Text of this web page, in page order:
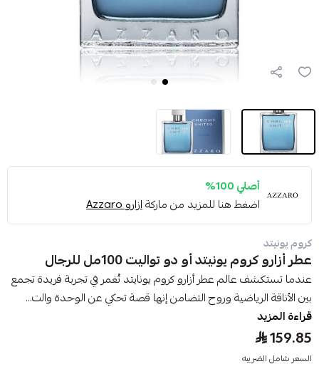
أصلي 100%
اضغط هنا للمزيد من ماركةازارو Azzaro
كروم يونيتد
عطر أزارو كروم يونيتد أو دو تواليت 100مل للرجال
عندما تستكشف عالم عطر أزارو كروم يونايتد تُغمر في تجربة فريدة تجمع
بين الأناقة الرياضية وروح التضامن إنها قصة تحكي عن الوحدة والت...
قراءة المزيد
159.85
السعر شامل الضريبه